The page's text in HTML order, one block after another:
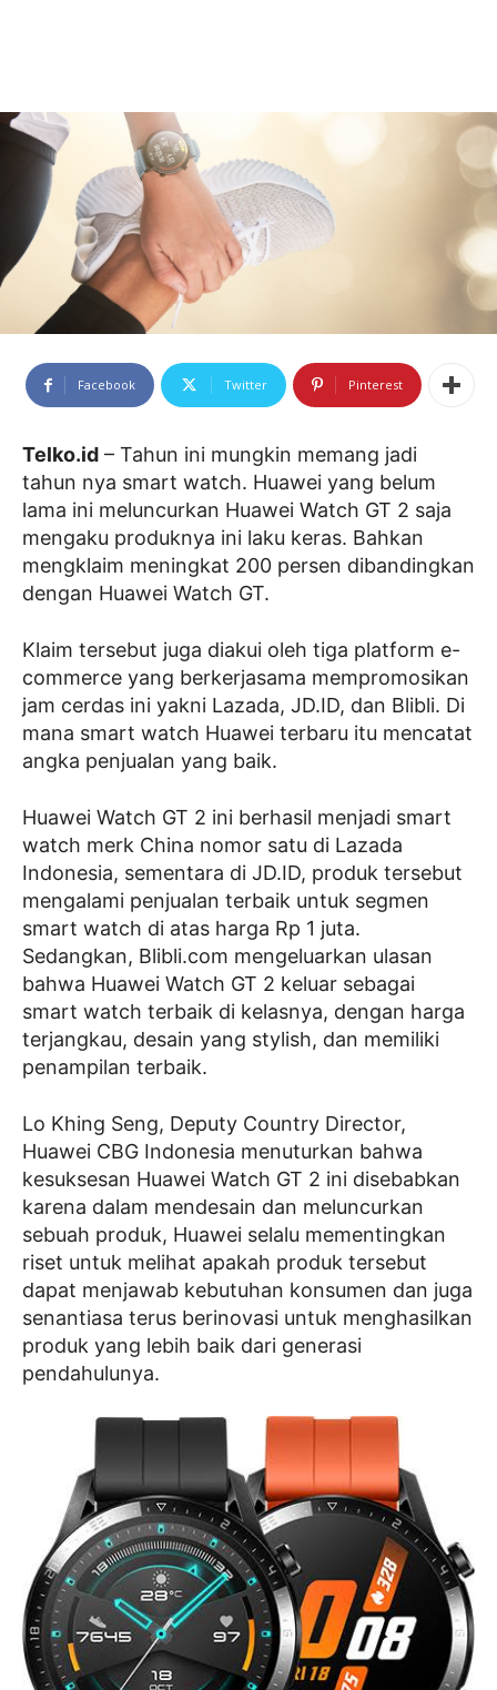
Facebook Twitter Pinterest
Telko.id – Tahun ini mungkin memang jadi
tahun nya smart watch. Huawei yang belum
lama ini meluncurkan Huawei Watch GT 2 saja
mengaku produknya ini laku keras. Bahkan
mengklaim meningkat 200 persen dibandingkan
dengan Huawei Watch GT.
Klaim tersebut juga diakui oleh tiga platform e-
commerce yang berkerjasama mempromosikan
jam cerdas ini yakni Lazada, JD.ID, dan Blibli. Di
mana smart watch Huawei terbaru itu mencatat
angka penjualan yang baik.
Huawei Watch GT 2 ini berhasil menjadi smart
watch merk China nomor satu di Lazada
Indonesia, sementara di JD.ID, produk tersebut
mengalami penjualan terbaik untuk segmen
smart watch di atas harga Rp 1 juta.
Sedangkan, Blibli.com mengeluarkan ulasan
bahwa Huawei Watch GT 2 keluar sebagai
smart watch terbaik di kelasnya, dengan harga
terjangkau, desain yang stylish, dan memiliki
penampilan terbaik.
Lo Khing Seng, Deputy Country Director,
Huawei CBG Indonesia menuturkan bahwa
kesuksesan Huawei Watch GT 2 ini disebabkan
karena dalam mendesain dan meluncurkan
sebuah produk, Huawei selalu mementingkan
riset untuk melihat apakah produk tersebut
dapat menjawab kebutuhan konsumen dan juga
senantiasa terus berinovasi untuk menghasilkan
produk yang lebih baik dari generasi
pendahulunya.